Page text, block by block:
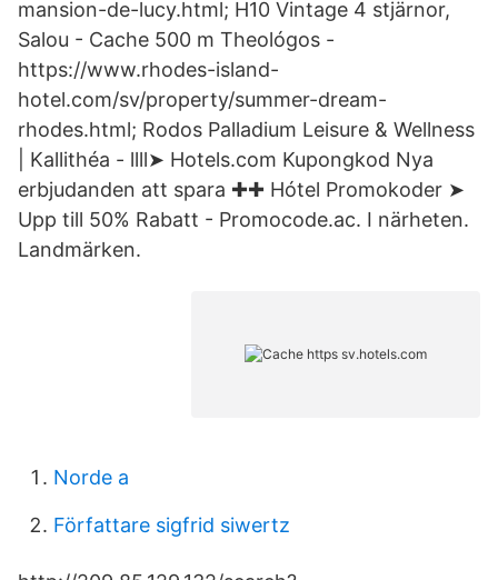
mansion-de-lucy.html; H10 Vintage 4 stjärnor,
Salou - Cache 500 m Theológos -
https://www.rhodes-island-
hotel.com/sv/property/summer-dream-
rhodes.html; Rodos Palladium Leisure & Wellness
| Kallithéa - llll➤ Hotels.com Kupongkod Nya
erbjudanden att spara ✚✚ Hótel Promokoder ➤
Upp till 50% Rabatt - Promocode.ac. I närheten.
Landmärken.
Norde a
Författare sigfrid siwertz